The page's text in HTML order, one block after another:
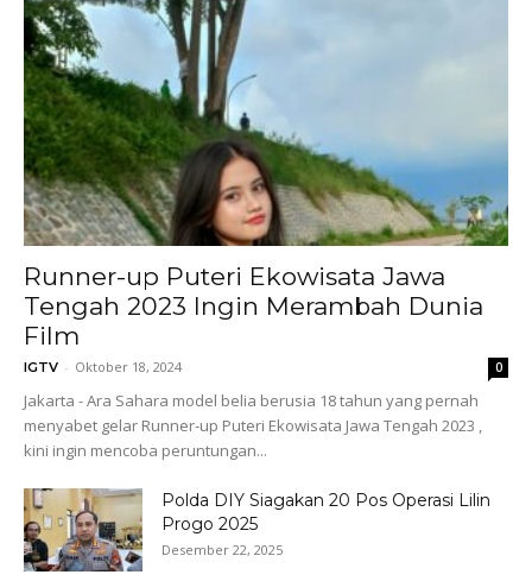
Runner-up Puteri Ekowisata Jawa
Tengah 2023 Ingin Merambah Dunia
Film
IGTV - Oktober 18, 2024 0
Jakarta - Ara Sahara model belia berusia 18 tahun yang pernah
menyabet gelar Runner-up Puteri Ekowisata Jawa Tengah 2023 ,
kini ingin mencoba peruntungan...
Polda DIY Siagakan 20 Pos Operasi Lilin
Progo 2025
Desember 22, 2025